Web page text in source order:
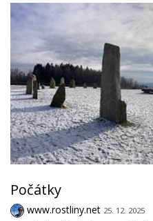
Počátky
www.rostliny.net 25. 12. 2025